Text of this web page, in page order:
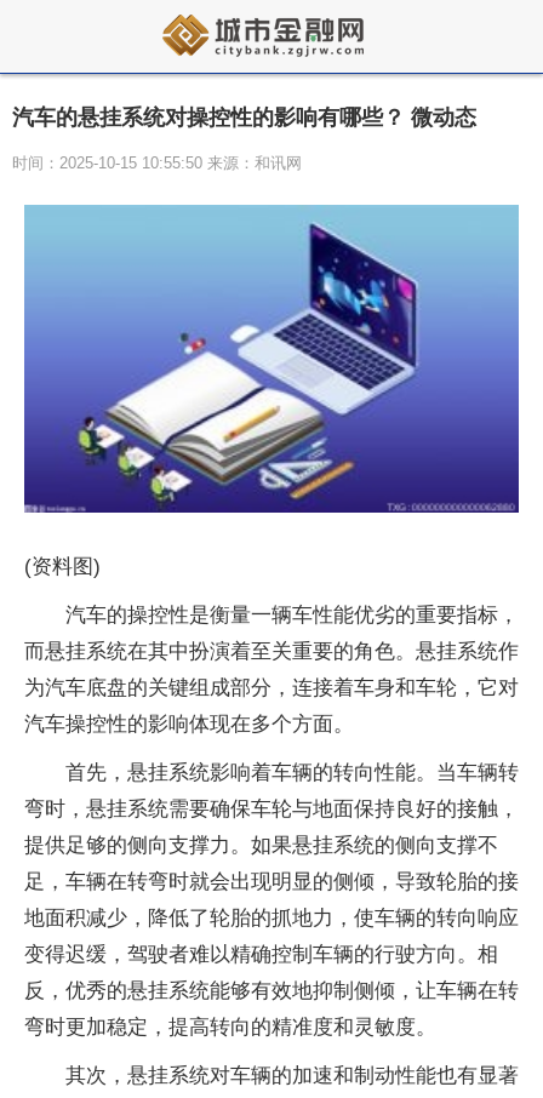
汽车的悬挂系统对操控性的影响有哪些？ 微动态
时间：2025-10-15 10:55:50 来源：和讯网
(资料图)
汽车的操控性是衡量一辆车性能优劣的重要指标，
而悬挂系统在其中扮演着至关重要的角色。悬挂系统作
为汽车底盘的关键组成部分，连接着车身和车轮，它对
汽车操控性的影响体现在多个方面。
首先，悬挂系统影响着车辆的转向性能。当车辆转
弯时，悬挂系统需要确保车轮与地面保持良好的接触，
提供足够的侧向支撑力。如果悬挂系统的侧向支撑不
足，车辆在转弯时就会出现明显的侧倾，导致轮胎的接
地面积减少，降低了轮胎的抓地力，使车辆的转向响应
变得迟缓，驾驶者难以精确控制车辆的行驶方向。相
反，优秀的悬挂系统能够有效地抑制侧倾，让车辆在转
弯时更加稳定，提高转向的精准度和灵敏度。
其次，悬挂系统对车辆的加速和制动性能也有显著